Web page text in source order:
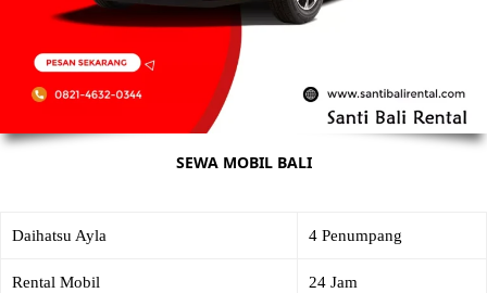
SEWA MOBIL BALI
Daihatsu Ayla 4 Penumpang
Rental Mobil 24 Jam